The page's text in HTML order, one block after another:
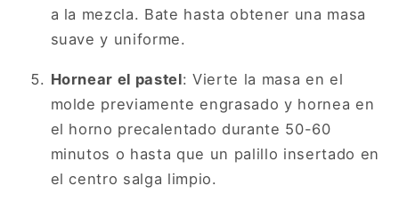
a la mezcla. Bate hasta obtener una masa
suave y uniforme.
Hornear el pastel: Vierte la masa en el
molde previamente engrasado y hornea en
el horno precalentado durante 50-60
minutos o hasta que un palillo insertado en
el centro salga limpio.